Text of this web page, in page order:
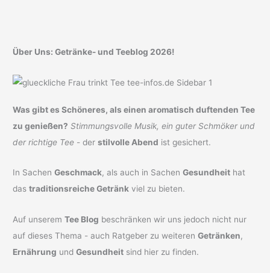
Über Uns: Getränke- und Teeblog 2026!
Was gibt es Schöneres, als einen aromatisch duftenden Tee
zu genießen? Stimmungsvolle Musik, ein guter Schmöker und
der richtige Tee - derstilvolle Abend ist gesichert.
In SachenGeschmack, als auch in SachenGesundheit hat
dastraditionsreiche Getränk viel zu bieten.
Auf unseremTee Blog beschränken wir uns jedoch nicht nur
auf dieses Thema - auch Ratgeber zu weiterenGetränken,
Ernährung undGesundheit sind hier zu finden.